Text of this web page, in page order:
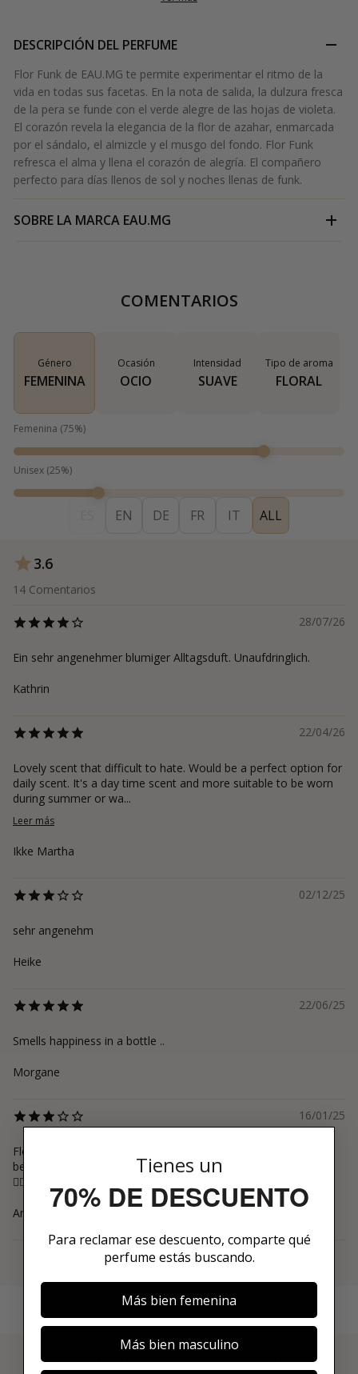
DESCRIPCIÓN DEL PERFUME
Flor Funk de EAU.MG te permite experimentar el ritmo de la
vida en todas sus facetas. En la nota de salida, la dulzura fresca
de la pera se funde con el verde alegre de las hojas de violeta.
El corazón revela la elegancia de la flor de azahar, enmarcada
por el sándalo, el almizcle y el musgo del fondo. Flor Funk
refresca el alma y llena el corazón de alegría. El compañero
perfecto para días llenos de sol y noches llenas de funk.
SOBRE LA MARCA EAU.MG
COMENTARIOS
Género
FEMENINA
Ocasión
OCIO
Intensidad
SUAVE
Tipo de aroma
FLORAL
Femenina (75%)
Unisex (25%)
EN DE FR IT ALL
3.6
14 Comentarios
28/07/26
Ein sehr angenehmer blumiger Alltagsduft. Unaufdringlich.
Kathrin
22/04/26
Lovely scent that difficult to hate. Would be a perfect option for
daily scent. It's a day time scent and more suitable to be worn
during summer or wa...
Leer más
Ikke Martha
02/12/25
sehr angenehm
Heike
22/06/25
Smells happiness in a bottle ..
Morgane
16/01/25
Floraler Frühlingsduft, kann man mal machen aber nichts
besonderes. Einen ganzen Flakon muss ich davon nicht haben.
🤷‍♀️
Annett
Ver más
3 PASOS PARA HACERTE MIEMBRO
Tienes un
70% DE DESCUENTO
Para reclamar ese descuento, comparte qué
perfume estás buscando.
Más bien femenina
Más bien masculino